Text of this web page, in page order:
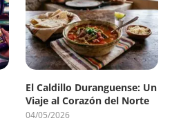
El Caldillo Duranguense: Un
Viaje al Corazón del Norte
04/05/2026